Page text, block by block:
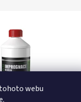
webu
.